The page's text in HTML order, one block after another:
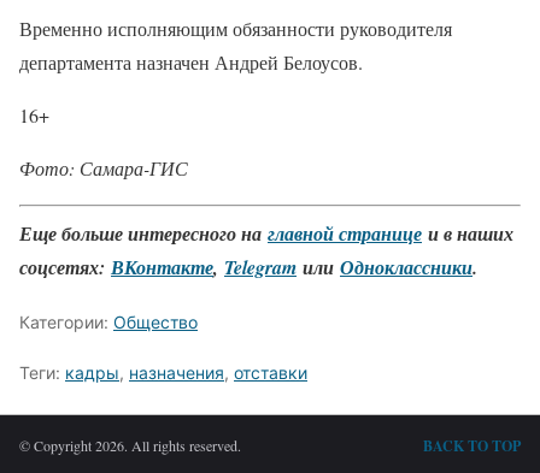
Временно исполняющим обязанности руководителя
департамента назначен Андрей Белоусов.
16+
Фото: Самара-ГИС
Еще больше интересного на главной странице и в наших
соцсетях: ВКонтакте, Telegram или Одноклассники.
Категории: Общество
Теги: кадры, назначения, отставки
© Copyright 2026. All rights reserved. BACK TO TOP